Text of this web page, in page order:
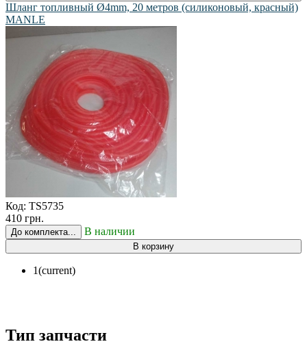
Шланг топливный Ø4mm, 20 метров (силиконовый, красный)
MANLE
Код: TS5735
410 грн.
До комплекта... В наличии
В корзину
1(current)
Тип запчасти